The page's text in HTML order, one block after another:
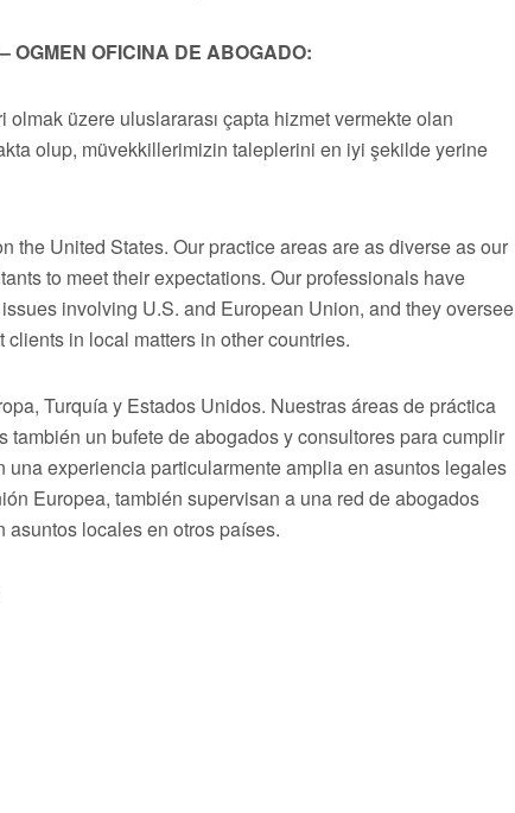
OGMEN OFICINA DE ABOGADO:
üzere uluslararası çapta hizmet vermekte olan
olup, müvekkillerimizin taleplerini en iyi şekilde yerine
the United States. Our practice areas are as diverse as our
to meet their expectations. Our professionals have
involving U.S. and European Union, and they oversee
in local matters in other countries.
Turquía y Estados Unidos. Nuestras áreas de práctica
un bufete de abogados y consultores para cumplir
experiencia particularmente amplia en asuntos legales
Europea, también supervisan a una red de abogados
locales en otros países.